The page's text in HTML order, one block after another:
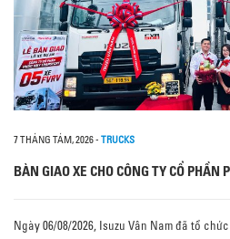
7 THÁNG TÁM, 2026- TRUCKS
BÀN GIAO XE CHO CÔNG TY CỔ PHẦN
Ngày 06/08/2026, Isuzu Vân Nam đã tổ